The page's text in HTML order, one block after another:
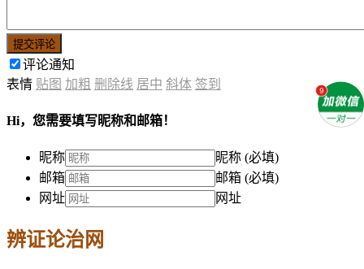
提交评论
评论通知
表情 贴图 加粗 删除线 居中 斜体 签到
Hi，您需要填写昵称和邮箱！
昵称
昵称 (必填)
邮箱
邮箱 (必填)
网址
网址
辨证论治网